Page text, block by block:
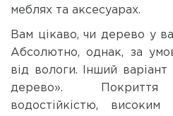
меблях та аксесуарах.
Вам цікаво, чи дерево у
Абсолютно, однак, за
від вологи. Інший
дерево». Покриття
водостійкістю,